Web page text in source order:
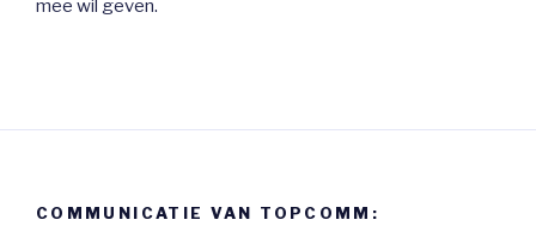
mee wil geven.
COMMUNICATIE VAN TOPCOMM: